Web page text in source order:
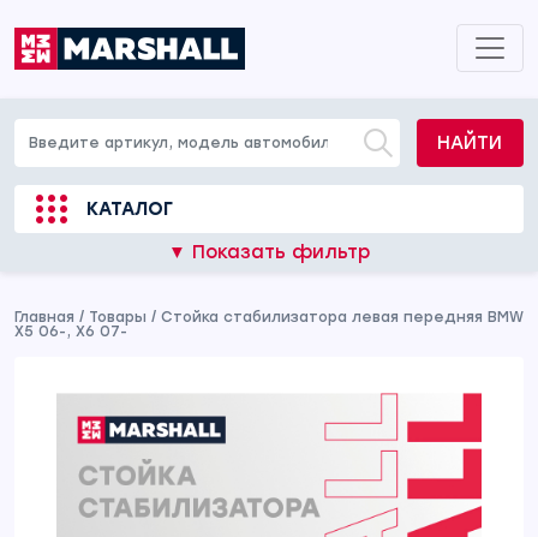
НАЙТИ
КАТАЛОГ
▼ Показать фильтр
Главная / Товары / Стойка стабилизатора левая передняя BMW
X5 06-, X6 07-